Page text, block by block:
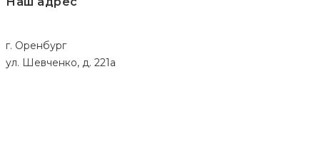
г. Оренбург
ул. Шевченко, д. 221а